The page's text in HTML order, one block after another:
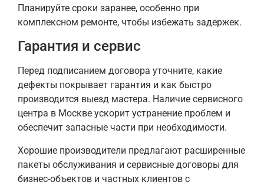
Планируйте сроки заранее, особенно при
комплексном ремонте, чтобы избежать задержек.
Гарантия и сервис
Перед подписанием договора уточните, какие
дефекты покрывает гарантия и как быстро
производится выезд мастера. Наличие сервисного
центра в Москве ускорит устранение проблем и
обеспечит запасные части при необходимости.
Хорошие производители предлагают расширенные
пакеты обслуживания и сервисные договоры для
бизнес-объектов и частных клиентов с